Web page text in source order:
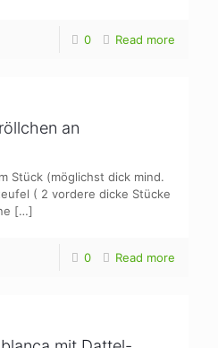
0 Read more
an
Stück (möglichst dick mind.
( 2 vordere dicke Stücke
[…]
0 Read more